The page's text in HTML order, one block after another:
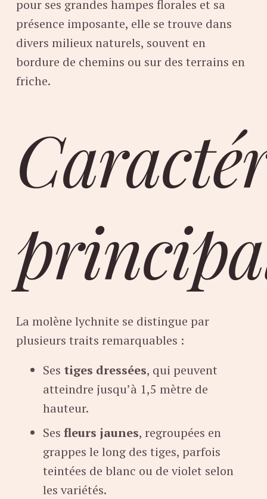
pour ses grandes hampes florales et sa
présence imposante, elle se trouve dans
divers milieux naturels, souvent en
bordure de chemins ou sur des terrains en
friche.
La molène lychnite se distingue par
plusieurs traits remarquables :
Ses tiges dressées, qui peuvent
atteindre jusqu’à 1,5 mètre de
hauteur.
Ses fleurs jaunes, regroupées en
grappes le long des tiges, parfois
teintées de blanc ou de violet selon
les variétés.